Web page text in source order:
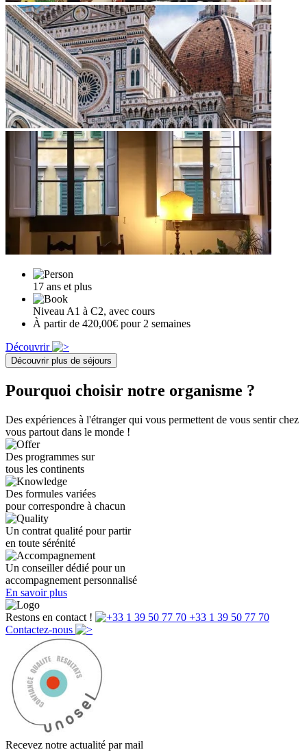
17 ans et plus
Niveau A1 à C2, avec cours
À partir de 420,00€ pour 2 semaines
Découvrir
Découvrir plus de séjours
Pourquoi choisir notre organisme ?
Des expériences à l'étranger qui vous permettent de vous sentir chez
vous partout dans le monde !
Des programmes sur
tous les continents
Des formules variées
pour correspondre à chacun
Un contrat qualité pour partir
en toute sérénité
Un conseiller dédié pour un
accompagnement personnalisé
En savoir plus
Restons en contact !
+33 1 39 50 77 70
Contactez-nous
Recevez notre actualité par mail